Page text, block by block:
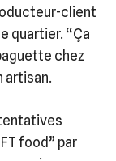
client
quartier. “Ça
chez
artisan.
food” par